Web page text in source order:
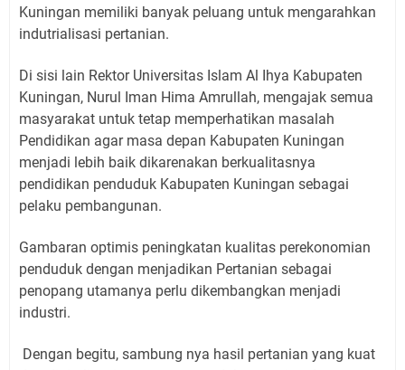
Kuningan memiliki banyak peluang untuk mengarahkan
indutrialisasi pertanian.
Di sisi lain Rektor Universitas Islam Al Ihya Kabupaten
Kuningan, Nurul Iman Hima Amrullah, mengajak semua
masyarakat untuk tetap memperhatikan masalah
Pendidikan agar masa depan Kabupaten Kuningan
menjadi lebih baik dikarenakan berkualitasnya
pendidikan penduduk Kabupaten Kuningan sebagai
pelaku pembangunan.
Gambaran optimis peningkatan kualitas perekonomian
penduduk dengan menjadikan Pertanian sebagai
penopang utamanya perlu dikembangkan menjadi
industri.
Dengan begitu, sambung nya hasil pertanian yang kuat